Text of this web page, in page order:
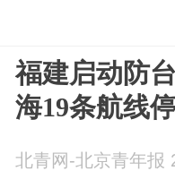
福建启动防
海19条航线
北青网-北京青年报